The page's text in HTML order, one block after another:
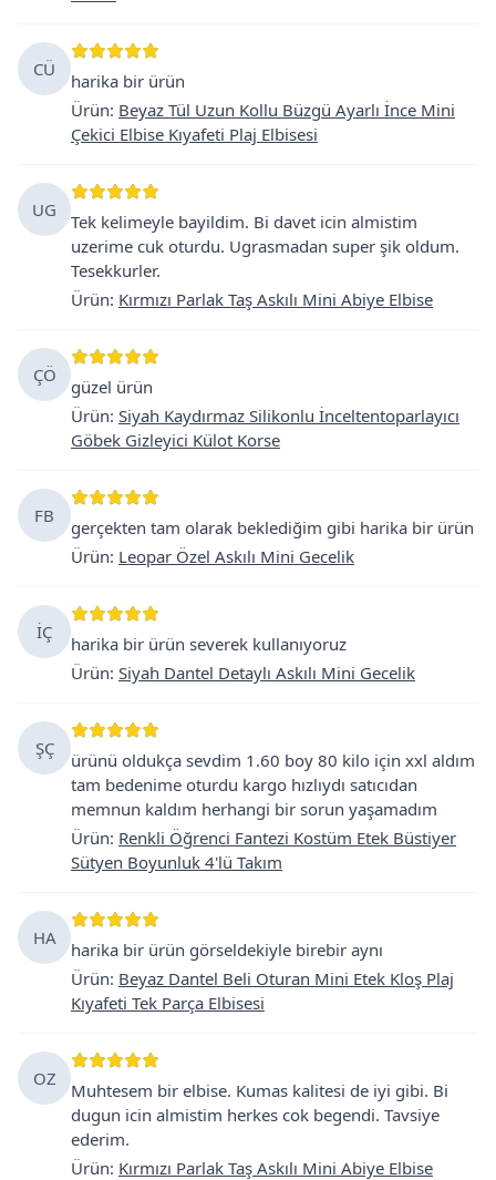
CÜ
harika bir ürün
Ürün: Beyaz Tül Uzun Kollu Büzgü Ayarlı İnce Mini
Çekici Elbise Kıyafeti Plaj Elbisesi
UG
Tek kelimeyle bayildim. Bi davet icin almistim
uzerime cuk oturdu. Ugrasmadan super şik oldum.
Tesekkurler.
Ürün: Kırmızı Parlak Taş Askılı Mini Abiye Elbise
ÇÖ
güzel ürün
Ürün: Siyah Kaydırmaz Silikonlu İnceltentoparlayıcı
Göbek Gizleyici Külot Korse
FB
gerçekten tam olarak beklediğim gibi harika bir ürün
Ürün: Leopar Özel Askılı Mini Gecelik
İÇ
harika bir ürün severek kullanıyoruz
Ürün: Siyah Dantel Detaylı Askılı Mini Gecelik
ŞÇ
ürünü oldukça sevdim 1.60 boy 80 kilo için xxl aldım
tam bedenime oturdu kargo hızlıydı satıcıdan
memnun kaldım herhangi bir sorun yaşamadım
Ürün: Renkli Öğrenci Fantezi Kostüm Etek Büstiyer
Sütyen Boyunluk 4'lü Takım
HA
harika bir ürün görseldekiyle birebir aynı
Ürün: Beyaz Dantel Beli Oturan Mini Etek Kloş Plaj
Kıyafeti Tek Parça Elbisesi
OZ
Muhtesem bir elbise. Kumas kalitesi de iyi gibi. Bi
dugun icin almistim herkes cok begendi. Tavsiye
ederim.
Ürün: Kırmızı Parlak Taş Askılı Mini Abiye Elbise